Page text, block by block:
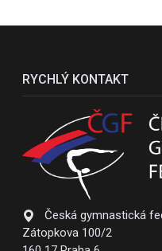
RYCHLÝ KONTAKT
Česká gymnastická
Zátopkova 100/2